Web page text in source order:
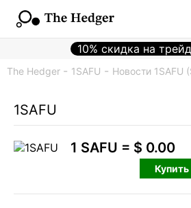
10% скидка на
The Hedger 1SAFU Новости 1SAFU
1SAFU
1 SAFU = $ 0.00
Купить